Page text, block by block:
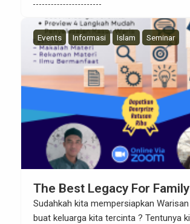
syariat Islam. Pembagian waris dalam
dibagi berdasarkan masing-masing ahli
sudah ditetapkan besarannya dalam Al-
Hukum waris Islam terdapat dalam Al-
Surat […]
Events Informasi Islam Seminar
The Best Legacy For Family
Sudahkah kita mempersiapkan
buat keluarga kita tercinta ? Tentunya